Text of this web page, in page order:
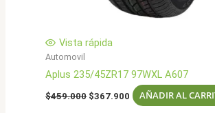
Vista rápida
Automovil
Aplus 235/45ZR17 97WXL A607
$459.000 El
$367.900 El
precio
AÑADIR AL